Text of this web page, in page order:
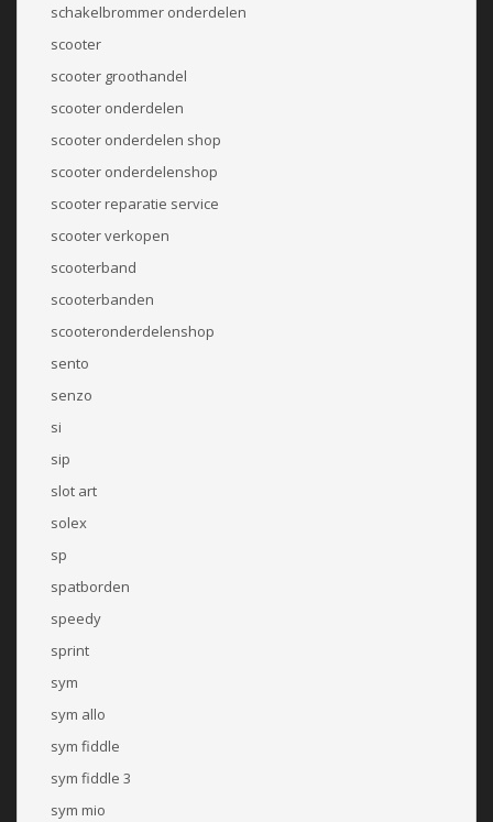
schakelbrommer onderdelen
scooter
scooter groothandel
scooter onderdelen
scooter onderdelen shop
scooter onderdelenshop
scooter reparatie service
scooter verkopen
scooterband
scooterbanden
scooteronderdelenshop
sento
senzo
si
sip
slot art
solex
sp
spatborden
speedy
sprint
sym
sym allo
sym fiddle
sym fiddle 3
sym mio